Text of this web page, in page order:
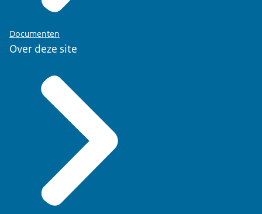
Documenten
Over deze site